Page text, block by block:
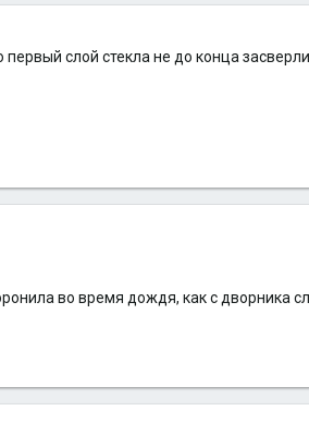
слой стекла не до конца
во время дождя, как с дворника